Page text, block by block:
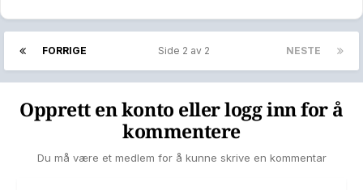
FORRIGE NESTE
Side 2 av 2
Opprett en konto eller logg inn for å
kommentere
Du må være et medlem for å kunne skrive en kommentar